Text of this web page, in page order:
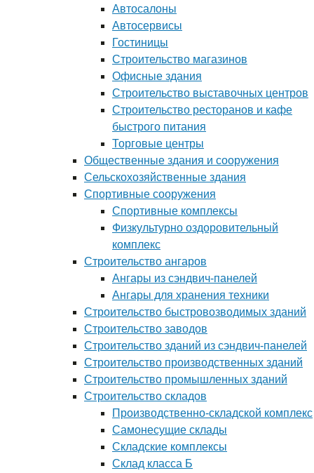
Автосалоны
Автосервисы
Гостиницы
Строительство магазинов
Офисные здания
Строительство выставочных центров
Строительство ресторанов и кафе
быстрого питания
Торговые центры
Общественные здания и сооружения
Сельскохозяйственные здания
Спортивные сооружения
Спортивные комплексы
Физкультурно оздоровительный
комплекс
Строительство ангаров
Ангары из сэндвич-панелей
Ангары для хранения техники
Строительство быстровозводимых зданий
Строительство заводов
Строительство зданий из сэндвич-панелей
Строительство производственных зданий
Строительство промышленных зданий
Строительство складов
Производственно-складской комплекс
Самонесущие склады
Складские комплексы
Склад класса Б